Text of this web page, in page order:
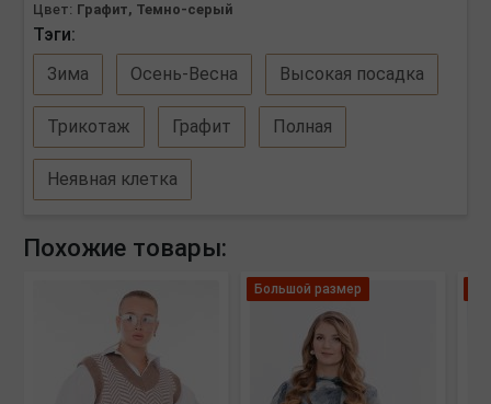
Цвет: Графит, Темно-серый
Тэги:
Зима
Осень-Весна Высокая посадка
Трикотаж Графит Полная
Неявная клетка
Похожие товары:
Большой размер